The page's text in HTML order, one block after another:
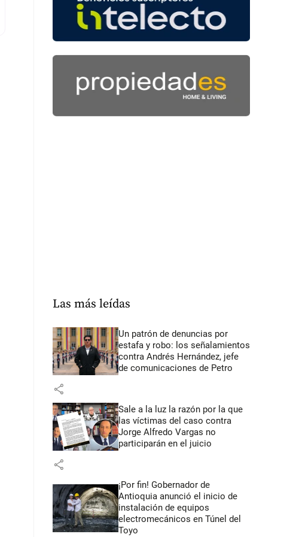
Las más leídas
Un patrón de denuncias por
estafa y robo: los señalamientos
contra Andrés Hernández, jefe
de comunicaciones de Petro
share
Sale a la luz la razón por la que
las víctimas del caso contra
Jorge Alfredo Vargas no
participarán en el juicio
share
¡Por fin! Gobernador de
Antioquia anunció el inicio de
instalación de equipos
electromecánicos en Túnel del
Toyo